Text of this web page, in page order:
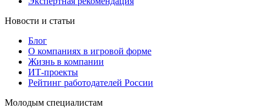
Новости и статьи
Блог
О компаниях в игровой форме
Жизнь в компании
ИТ-проекты
Рейтинг работодателей России
Молодым специалистам